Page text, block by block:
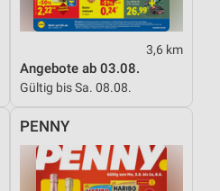
3,6 km
Angebote ab 03.08.
Gültig bis Sa. 08.08.
PENNY